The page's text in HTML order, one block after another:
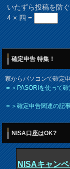
いたずら投稿を防
4 × 四 =
確定申告 特集！
家からパソコンで確定
＝＞PASORIを使って
＝＞確定申告関連の記
NISA口座はOK?
NISAキャン